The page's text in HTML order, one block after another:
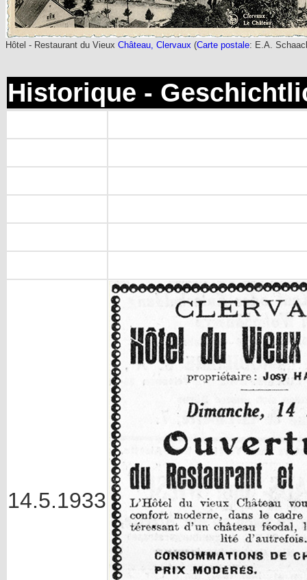
Hôtel - Restaurant du Vieux Château, Clervaux (Carte postale: E.A.
Historique -
14.5.1933